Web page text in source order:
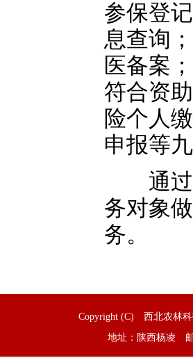
参保登
息查询
医备案
符合资
险个人
申报等
通过
务对象
务。
Copyright (C) 西北农林
地址：陕西杨凌